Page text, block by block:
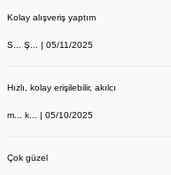
Kolay alışveriş yaptım
S... Ş... | 05/11/2025
Hızlı, kolay erişilebilir, akılcı
m... k... | 05/10/2025
Çok güzel